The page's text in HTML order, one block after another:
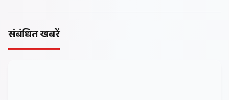
संबंधित खबरें